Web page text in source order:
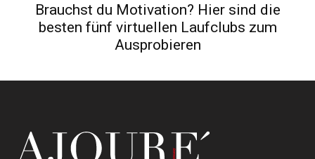
Brauchst du Motivation? Hier sind die
besten fünf virtuellen Laufclubs zum
Ausprobieren